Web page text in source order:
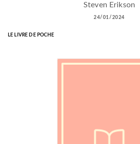
Steven Erikson
24/01/2024
LE LIVRE DE POCHE